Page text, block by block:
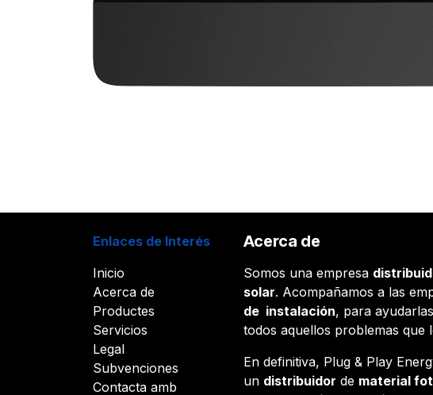
Enlaces de Interés
Inicio
Acerca de
Productes
Servicios
Legal
Subvenciones
Contacta amb
Acerca de
Somos una empresa
solar. Acompañamos a las
de instalación, para
todos aquellos problemas que
En definitiva, Plug & Play
un distribuidor de material